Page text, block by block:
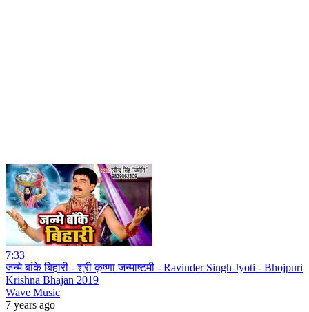
7:33
जन्मे बांके बिहारी - श्री कृष्णा जन्माष्टमी - Ravinder Singh Jyoti - Bhojpuri
Krishna Bhajan 2019
Wave Music
7 years ago